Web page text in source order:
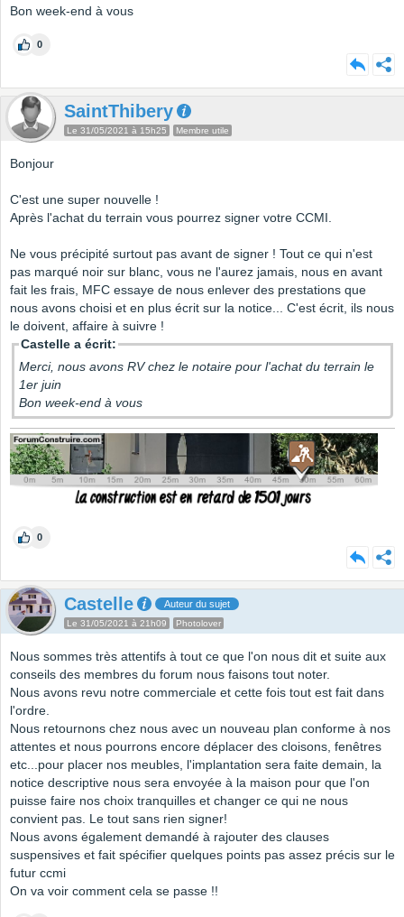
Bon week-end à vous
0
SaintThibery
Le 31/05/2021 à 15h25 Membre utile
Bonjour
C'est une super nouvelle !
Après l'achat du terrain vous pourrez signer votre CCMI.
Ne vous précipité surtout pas avant de signer ! Tout ce qui n'est
pas marqué noir sur blanc, vous ne l'aurez jamais, nous en avant
fait les frais, MFC essaye de nous enlever des prestations que
nous avons choisi et en plus écrit sur la notice... C'est écrit, ils nous
le doivent, affaire à suivre !
Castelle a écrit:
Merci, nous avons RV chez le notaire pour l'achat du terrain le
1er juin
Bon week-end à vous
0
Castelle Auteur du sujet
Le 31/05/2021 à 21h09 Photolover
Nous sommes très attentifs à tout ce que l'on nous dit et suite aux
conseils des membres du forum nous faisons tout noter.
Nous avons revu notre commerciale et cette fois tout est fait dans
l'ordre.
Nous retournons chez nous avec un nouveau plan conforme à nos
attentes et nous pourrons encore déplacer des cloisons, fenêtres
etc...pour placer nos meubles, l'implantation sera faite demain, la
notice descriptive nous sera envoyée à la maison pour que l'on
puisse faire nos choix tranquilles et changer ce qui ne nous
convient pas. Le tout sans rien signer!
Nous avons également demandé à rajouter des clauses
suspensives et fait spécifier quelques points pas assez précis sur le
futur ccmi
On va voir comment cela se passe !!